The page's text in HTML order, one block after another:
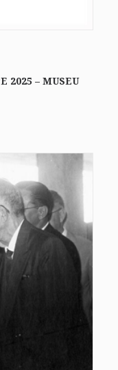
2025 – MUSEU